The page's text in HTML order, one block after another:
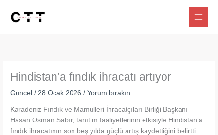
Hindistan’a fındık ihracatı artıyor
Güncel /28 Ocak 2026/Yorum bırakın
Karadeniz Fındık ve Mamulleri İhracatçıları Birliği Başkanı
Hasan Osman Sabır, tanıtım faaliyetlerinin etkisiyle Hindistan’a
fındık ihracatının son beş yılda güçlü artış kaydettiğini belirtti.